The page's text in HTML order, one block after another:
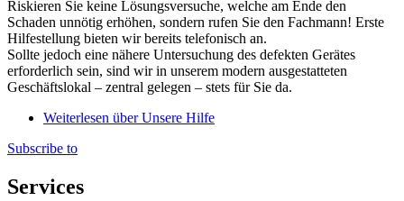
Riskieren Sie keine Lösungsversuche, welche am Ende den
Schaden unnötig erhöhen, sondern rufen Sie den Fachmann! Erste
Hilfestellung bieten wir bereits telefonisch an.
Sollte jedoch eine nähere Untersuchung des defekten Gerätes
erforderlich sein, sind wir in unserem modern ausgestatteten
Geschäftslokal – zentral gelegen – stets für Sie da.
Weiterlesen über Unsere Hilfe
Subscribe to
Services